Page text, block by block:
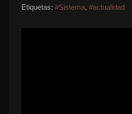
Etiquetas: #Sistema, #actualidad